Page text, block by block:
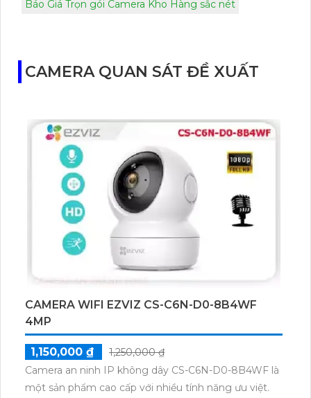
Báo Giá Trọn gói Camera Kho Hàng sắc nét
CAMERA QUAN SÁT ĐỀ XUẤT
CAMERA WIFI EZVIZ CS-C6N-D0-8B4WF
4MP
1,150,000 ₫
1,250,000 ₫
Camera an ninh IP không dây CS-C6N-D0-8B4WF là
một sản phẩm cao cấp với nhiều tính năng ưu việt.